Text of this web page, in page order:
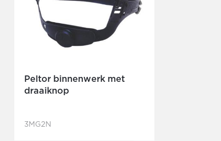
Peltor binnenwerk met
draaiknop
3MG2N